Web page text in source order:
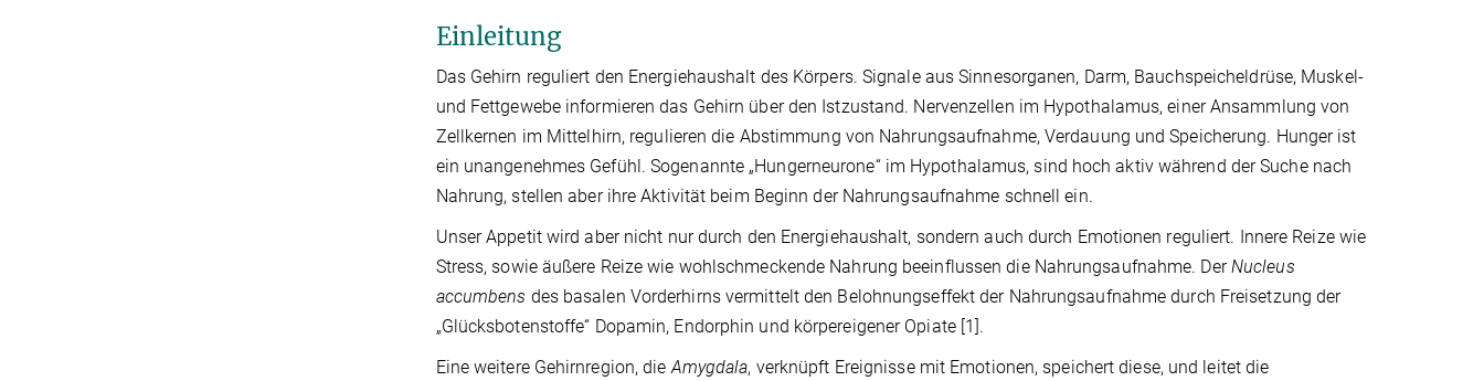
Einleitung
Das Gehirn reguliert den Energiehaushalt des Körpers. Signale aus Sinnesorganen, Darm, Bauchspeicheldrüse, Muskel-
und Fettgewebe informieren das Gehirn über den Istzustand. Nervenzellen im Hypothalamus, einer Ansammlung von
Zellkernen im Mittelhirn, regulieren die Abstimmung von Nahrungsaufnahme, Verdauung und Speicherung. Hunger ist
ein unangenehmes Gefühl. Sogenannte „Hungerneurone“ im Hypothalamus, sind hoch aktiv während der Suche nach
Nahrung, stellen aber ihre Aktivität beim Beginn der Nahrungsaufnahme schnell ein.
Unser Appetit wird aber nicht nur durch den Energiehaushalt, sondern auch durch Emotionen reguliert. Innere Reize wie
Stress, sowie äußere Reize wie wohlschmeckende Nahrung beeinflussen die Nahrungsaufnahme. DerNucleus
accumbens des basalen Vorderhirns vermittelt den Belohnungseffekt der Nahrungsaufnahme durch Freisetzung der
„Glücksbotenstoffe“ Dopamin, Endorphin und körpereigener Opiate [1].
Eine weitere Gehirnregion, dieAmygdala, verknüpft Ereignisse mit Emotionen, speichert diese, und leitet die